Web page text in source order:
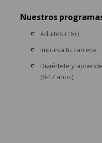
menuNuestros
Adultos (16+)
Impulsa tu carrera
Diviértete y
(8-17 años)